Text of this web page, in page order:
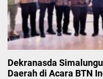
Dekranasda
Daerah di Acara BTN